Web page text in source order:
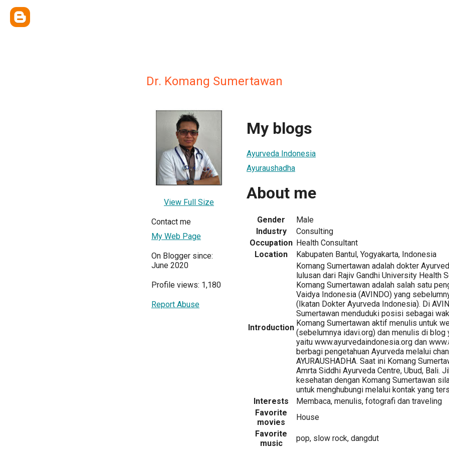
Dr. Komang Sumertawan
View Full Size
Contact me
My Web Page
On Blogger since:
June 2020
Profile views: 1,180
Report Abuse
My blogs
Ayurveda Indonesia
Ayuraushadha
About me
Gender
Male
Industry
Consulting
Occupation Health Consultant
Location
Kabupaten Bantul, Yogyakarta, Indonesia
Introduction
Komang Sumertawan adalah dokter
lulusan dari Rajiv Gandhi University Health
Komang Sumertawan adalah salah satu
Vaidya Indonesia (AVINDO) yang
(Ikatan Dokter Ayurveda Indonesia). Di
Sumertawan menduduki posisi sebagai
Komang Sumertawan aktif menulis untuk
(sebelumnya idavi.org) dan menulis di
yaitu www.ayurvedaindonesia.org dan
berbagi pengetahuan Ayurveda melalui
AYURAUSHADHA. Saat ini Komang
Amrta Siddhi Ayurveda Centre, Ubud, Bali.
kesehatan dengan Komang Sumertawan
untuk menghubungi melalui kontak yang
Interests
Membaca, menulis, fotografi dan traveling
Favorite
movies
House
Favorite
music
pop, slow rock, dangdut